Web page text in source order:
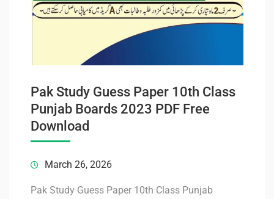
Pak Study Guess Paper 10th Class
Punjab Boards 2023 PDF Free
Download
March 26, 2026
Pak Study Guess Paper 10th Class Punjab